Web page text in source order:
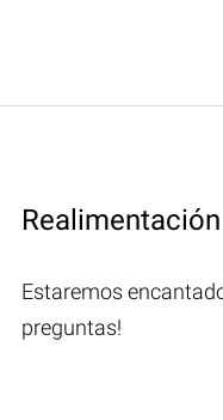
Realimentación
Estaremos
preguntas!